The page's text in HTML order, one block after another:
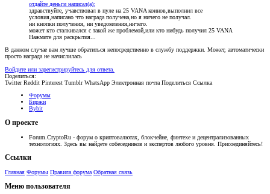
отдайте деньги написал(а):
здравствуйте, учавствовал в пуле на 25 VANA коинов,выполнил все
условия,написано что награда получена,но я ничего не получал.
ни кнопки получения, ни уведомления,ничего.
может кто сталкивался с такой же проблемой,или кто нибудь получил 25 VANA
Нажмите для раскрытия...
В данном случае вам лучше обратиться непосредственно в службу поддержки. Может, автоматически
просто награда не начислилась
Войдите или зарегистрируйтесь для ответа.
Поделиться:
Twitter Reddit Pinterest Tumblr WhatsApp Электронная почта Поделиться Ссылка
Форумы
Биржи
Bybit
О проекте
Forum.CryptoRu - форум о криптовалютах, блокчейне, финтехе и децентрализованных
технологиях. Здесь вы найдете собеседников и экспертов любого уровня. Присоединяйтесь!
Ссылки
Главная Форумы Правила форума Обратная связь
Меню пользователя